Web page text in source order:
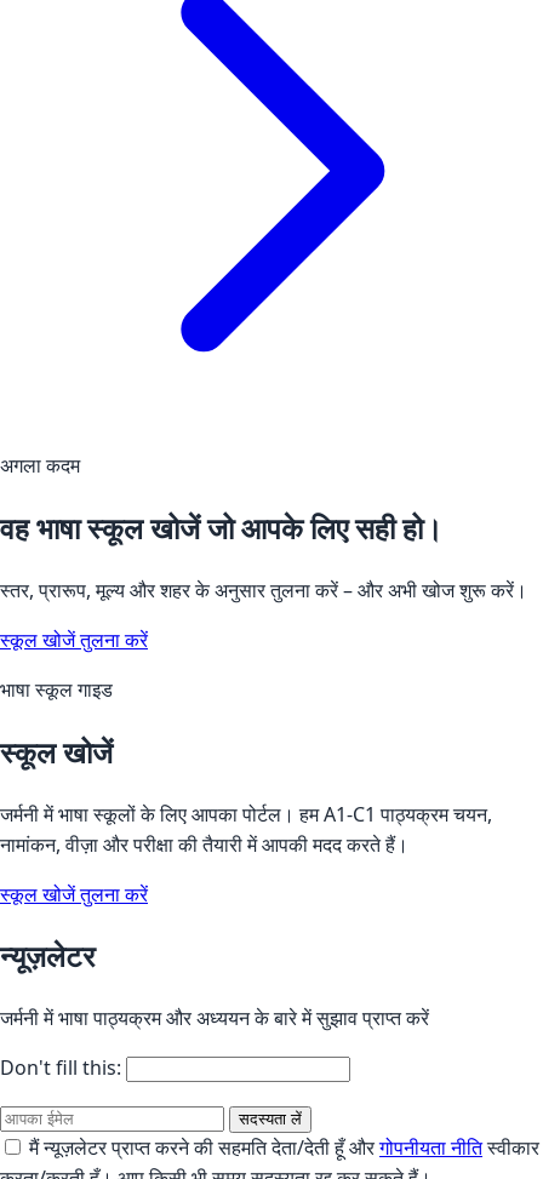
अगला कदम
वह भाषा स्कूल खोजें जो आपके लिए सही हो।
स्तर, प्रारूप, मूल्य और शहर के अनुसार तुलना करें – और अभी खोज शुरू करें।
स्कूल खोजेंतुलना करें
भाषा स्कूल गाइड
स्कूल खोजें
जर्मनी में भाषा स्कूलों के लिए आपका पोर्टल। हम A1-C1 पाठ्यक्रम चयन,
नामांकन, वीज़ा और परीक्षा की तैयारी में आपकी मदद करते हैं।
स्कूल खोजेंतुलना करें
न्यूज़लेटर
जर्मनी में भाषा पाठ्यक्रम और अध्ययन के बारे में सुझाव प्राप्त करें
Don't fill this:
सदस्यता लें
मैं न्यूज़लेटर प्राप्त करने की सहमति देता/देती हूँ औरगोपनीयता नीतिस्वीकार